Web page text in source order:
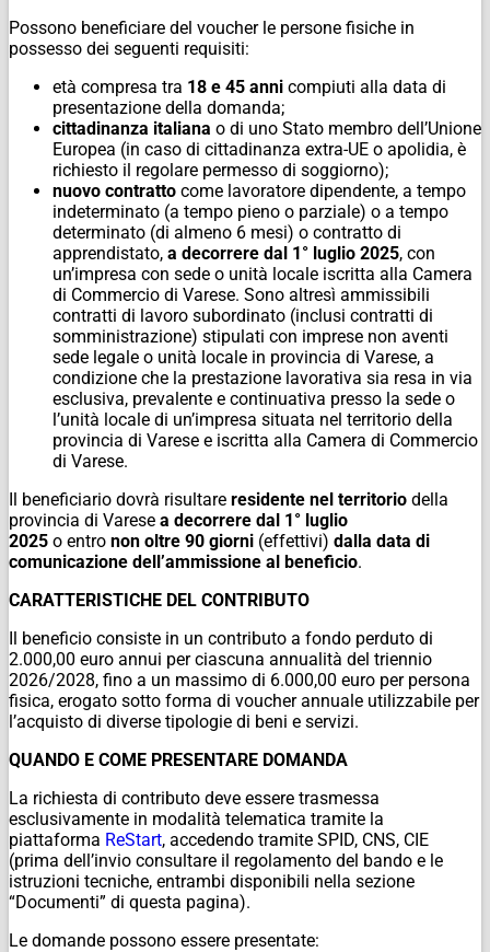
Possono beneficiare del voucher le persone fisiche in
possesso dei seguenti requisiti:
età compresa tra 18 e 45 anni compiuti alla data di
presentazione della domanda;
cittadinanza italiana o di uno Stato membro dell’Unione
Europea (in caso di cittadinanza extra-UE o apolidia, è
richiesto il regolare permesso di soggiorno);
nuovo contratto come lavoratore dipendente, a tempo
indeterminato (a tempo pieno o parziale) o a tempo
determinato (di almeno 6 mesi) o contratto di
apprendistato, a decorrere dal 1° luglio 2025, con
un’impresa con sede o unità locale iscritta alla Camera
di Commercio di Varese. Sono altresì ammissibili
contratti di lavoro subordinato (inclusi contratti di
somministrazione) stipulati con imprese non aventi
sede legale o unità locale in provincia di Varese, a
condizione che la prestazione lavorativa sia resa in via
esclusiva, prevalente e continuativa presso la sede o
l’unità locale di un’impresa situata nel territorio della
provincia di Varese e iscritta alla Camera di Commercio
di Varese.
Il beneficiario dovrà risultare residente nel territorio della
provincia di Varese a decorrere dal 1° luglio
2025 o entro non oltre 90 giorni (effettivi) dalla data di
comunicazione dell’ammissione al beneficio.
CARATTERISTICHE DEL CONTRIBUTO
Il beneficio consiste in un contributo a fondo perduto di
2.000,00 euro annui per ciascuna annualità del triennio
2026/2028, fino a un massimo di 6.000,00 euro per persona
fisica, erogato sotto forma di voucher annuale utilizzabile per
l’acquisto di diverse tipologie di beni e servizi.
QUANDO E COME PRESENTARE DOMANDA
La richiesta di contributo deve essere trasmessa
esclusivamente in modalità telematica tramite la
piattaforma ReStart, accedendo tramite SPID, CNS, CIE
(prima dell’invio consultare il regolamento del bando e le
istruzioni tecniche, entrambi disponibili nella sezione
“Documenti” di questa pagina).
Le domande possono essere presentate: